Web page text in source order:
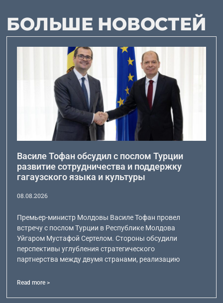
БОЛЬШЕ НОВОСТЕЙ
Василе Тофан обсудил с послом Турции
развитие сотрудничества и поддержку
гагаузского языка и культуры
08.08.2026
Премьер-министр Молдовы Василе Тофан провел
встречу с послом Турции в Республике Молдова
Уйгаром Мустафой Сертелом. Стороны обсудили
перспективы углубления стратегического
партнерства между двумя странами, реализацию
Read more >